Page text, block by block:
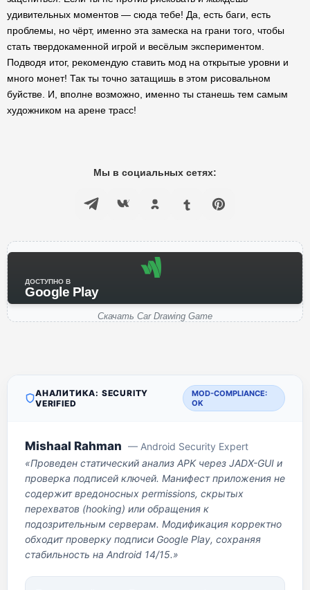
удивительных моментов — сюда тебе! Да, есть баги, есть
проблемы, но чёрт, именно эта замеска на грани того, чтобы
стать твердокаменной игрой и весёлым экспериментом.
Подводя итог, рекомендую ставить мод на открытые уровни и
много монет! Так ты точно затащишь в этом рисовальном
буйстве. И, вполне возможно, именно ты станешь тем самым
художником на арене трасс!
Мы в социальных сетях:
ДОСТУПНО В
Google Play
Скачать Car Drawing Game
АНАЛИТИКА: SECURITY
VERIFIED
MOD-COMPLIANCE:
OK
Mishaal Rahman — Android Security Expert
«Проведен статический анализ APK через JADX-GUI и
проверка подписей ключей. Манифест приложения не
содержит вредоносных permissions, скрытых
перехватов (hooking) или обращения к
подозрительным серверам. Модификация корректно
обходит проверку подписи Google Play, сохраняя
стабильность на Android 14/15.»